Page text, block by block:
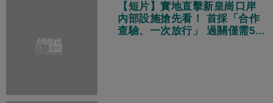
【短片】實地直擊新皇崗口岸
內部設施搶先看！ 首採「合作
查驗、一次放行」 過關僅需5分